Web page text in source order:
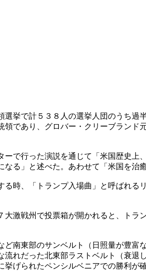
挙で計５３８人の選挙人団のうち過
であり、グロバー・クリーブラン
で行った演説を通じて「米国歴史
る」と述べた。あわせて「米国を治癒
る時、「トランプ入場曲」と呼ば
激戦州で投票箱が開かれると、ト
南東部のサンベルト（日照量が豊
れだった北東部ラストベルト（衰
げられたペンシルベニアでの勝利